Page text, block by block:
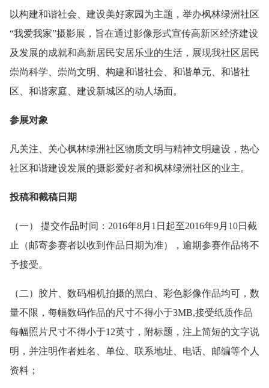
以构建和谐社会、建设美好家园为主题，举办枫林绿洲社区
“我爱我家”摄影展，旨在通过影像形式宣传高新区经济建设
及发展的成就和高新居民安居乐业的生活，展现我社区居民
崇尚科学、崇尚文明、构建和谐社会、和谐单元、和谐社
区、和谐家庭、建设新城区的动人场面。
参展对象
凡关注、关心枫林绿洲社区物质文明与精神文明建设，热心
社区和谐建设发展的摄影爱好者和枫林绿洲社区的业主。
投稿和截稿日期
（一） 提交作品时间：2016年8月1日起至2016年9月10日截
止（邮寄参赛者以收到作品日期为准），逾期参赛作品将不
予接受。
（二）胶片、数码相机拍摄的黑白、彩色影像作品均可，数
量不限，每幅数码作品的尺寸不得小于3MB,接受纸质作品
每幅照片尺寸不得小于12英寸，附标题，注上简短的文字说
明，并注明作者姓名、单位、联系地址、电话、邮编等个人
资料；